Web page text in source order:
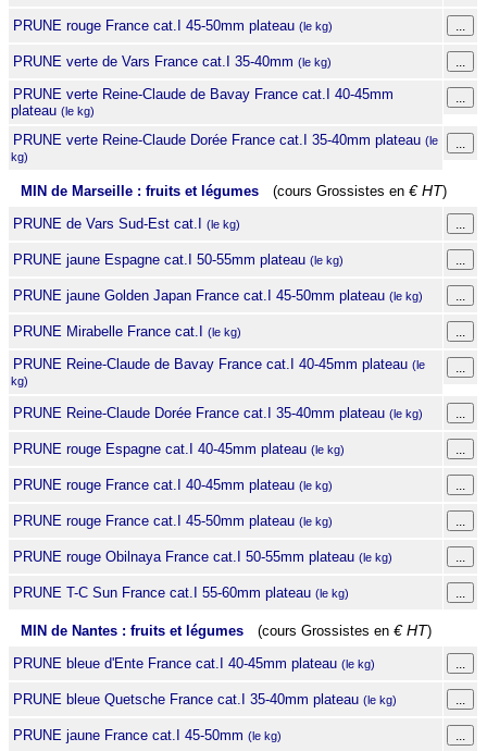
PRUNE rouge France cat.I 45-50mm plateau (le kg)
PRUNE verte de Vars France cat.I 35-40mm (le kg)
PRUNE verte Reine-Claude de Bavay France cat.I 40-45mm
plateau (le kg)
PRUNE verte Reine-Claude Dorée France cat.I 35-40mm plateau (le
kg)
MIN de Marseille : fruits et légumes (cours Grossistes en € HT)
PRUNE de Vars Sud-Est cat.I
(le kg)
PRUNE jaune Espagne cat.I 50-55mm plateau (le kg)
PRUNE jaune Golden Japan France cat.I 45-50mm plateau (le kg)
PRUNE Mirabelle France cat.I (le kg)
PRUNE Reine-Claude de Bavay France cat.I 40-45mm plateau (le
kg)
PRUNE Reine-Claude Dorée France cat.I 35-40mm plateau (le kg)
PRUNE rouge Espagne cat.I 40-45mm plateau (le kg)
PRUNE rouge France cat.I 40-45mm plateau (le kg)
PRUNE rouge France cat.I 45-50mm plateau (le kg)
PRUNE rouge Obilnaya France cat.I 50-55mm plateau (le kg)
PRUNE T-C Sun France cat.I 55-60mm plateau (le kg)
MIN de Nantes : fruits et légumes (cours Grossistes en € HT)
PRUNE bleue d'Ente France cat.I 40-45mm plateau (le kg)
PRUNE bleue Quetsche France cat.I 35-40mm plateau (le kg)
PRUNE jaune France cat.I 45-50mm (le kg)